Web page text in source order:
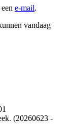
e-mail.
vandaag
(20260623 -